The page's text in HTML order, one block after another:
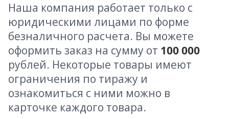
Наша компания работает только с
юридическими лицами по форме
безналичного расчета. Вы можете
оформить заказ на сумму от 100 000
рублей. Некоторые товары имеют
ограничения по тиражу и
ознакомиться с ними можно в
карточке каждого товара.